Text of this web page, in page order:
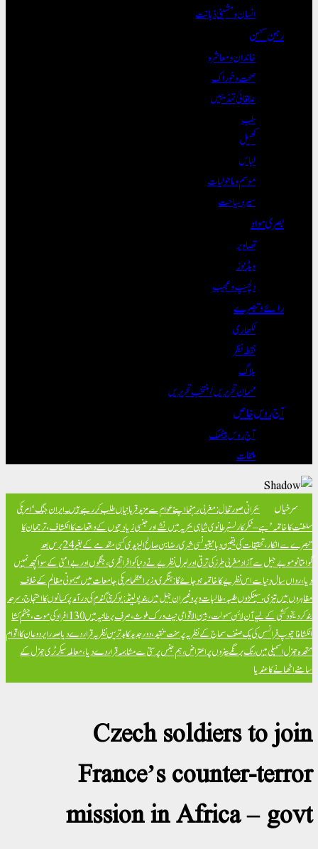
انسان و مشینی ذہانت
رہن سہن
خاندان و معاشرہ
صحت و خوراک
علاقائی تہذیبیں
طب
کھیل
لباس
موسم و ماحولیات
سیر و سیاحت
بصری مواد
تصاویر
ویڈیوز
دلچسپ و عجیب
رائے و تبصرے
لکھاری
نقطہ نظر
بلاگ
مہمان تحریریں / منتخب تحریریں
آج روس خاص
آج روس بیٹھک
ملقات
سرخیاں بحرانی صورتحال: مغربی رہنما اپنے عوام سے مزید قربانیاں طلب کر رہے ہیں۔ایران جنگ ‘امریکی
سلطنت کا خاتمہ’ ہے – ٹکر کارلسنبرطانوی شاہی بحریہ میں نشے اور جنسی زیادتیوں کے واقعات کا انکشاف، ترجمان کا
تبصرے سے انکار، تحقیقات کی یقین دہانی
تیونسی شہری رضا بن صالح الیزیدی کسی مقدمے کے بغیر 24 برس بعد
گوانتانوموبے جیل سے آزادمغربی طرز کی ترقی اور لبرل نظریے نے دنیا کو افراتفری، جنگوں اور بےامنی کے سوا کچھ نہیں
دیا، رواں سال دنیا سے اس نظریے کا خاتمہ ہو جائے گا: ہنگری وزیراعظمامریکی جامعات میں صیہونی مظالم کے خلاف
مظاہروں میں تیزی، سینکڑوں طلبہ، طالبات و پروفیسران جیل میں بندپولینڈ: یوکرینی گندم کی درآمد پر کسانوں کا احتجاج، سرحد
بند کر دی
خود کشی کے لیے آن لائن سہولت، بین الاقوامی نیٹ ورک ملوث، صرف برطانیہ میں 130 افراد کی موت، چشم کشا
انکشافاتپوپ فرانسس کی یک صنف سماج کے نظریہ پر سخت تنقید، دور جدید کا بدترین نظریہ قرار دے دیاصدر ایردوعان کا اقوام
متحدہ جنرل اسمبلی میں رنگ برنگے بینروں پر اعتراض، ہم جنس پرستی سے مشابہہ قرار دے دیا، معاملہ سیکرٹری جنرل کے
سامنے اٹھانے کا عندیا
Czech soldiers to join
France’s counter-terror
mission in Africa – govt